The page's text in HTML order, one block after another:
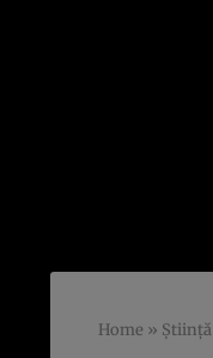
Home » Știință